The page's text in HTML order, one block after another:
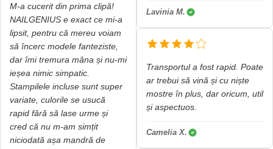
M-a cucerit din prima clipă!
NAILGENIUS e exact ce mi-a
lipsit, pentru că mereu voiam
să încerc modele fanteziste,
dar îmi tremura mâna și nu-mi
ieșea nimic simpatic.
Stampilele incluse sunt super
variate, culorile se usucă
rapid fără să lase urme și
cred că nu m-am simțit
niciodată așa mandră de
Lavinia M.
Transportul a fost rapid. Poate
ar trebui să vină și cu niște
mostre în plus, dar oricum, util
și aspectuos.
Camelia X.